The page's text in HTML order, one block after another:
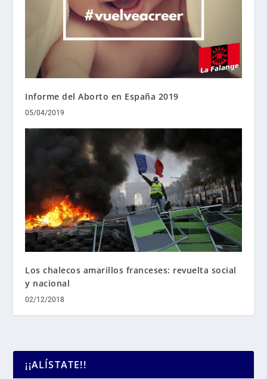
Informe del Aborto en España 2019
05/04/2019
Los chalecos amarillos franceses: revuelta social
y nacional
02/12/2018
¡¡ALÍSTATE!!